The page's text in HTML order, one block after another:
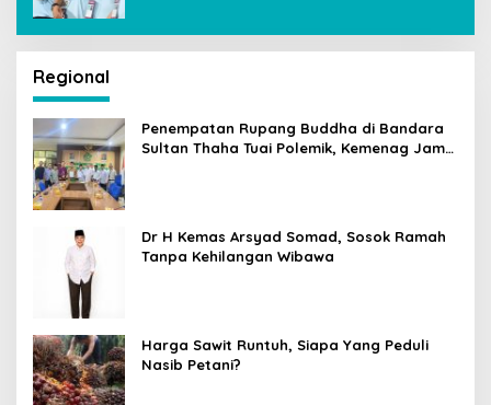
Regional
Penempatan Rupang Buddha di Bandara
Sultan Thaha Tuai Polemik, Kemenag Jambi
Dr H Kemas Arsyad Somad, Sosok Ramah
Tanpa Kehilangan Wibawa
Harga Sawit Runtuh, Siapa Yang Peduli
Nasib Petani?